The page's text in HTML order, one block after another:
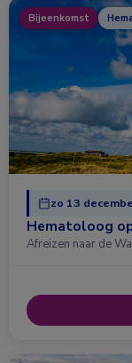
Bijeenkomst
zo 13
Hematoloog
Afreizen naar de